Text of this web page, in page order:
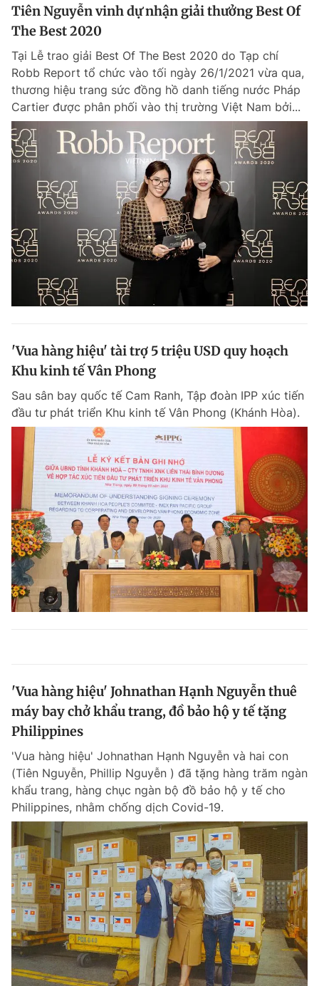
Tiên Nguyễn vinh dự nhận giải thưởng Best Of
The Best 2020
Tại Lễ trao giải Best Of The Best 2020 do Tạp chí
Robb Report tổ chức vào tối ngày 26/1/2021 vừa qua,
thương hiệu trang sức đồng hồ danh tiếng nước Pháp
Cartier được phân phối vào thị trường Việt Nam bởi...
'Vua hàng hiệu' tài trợ 5 triệu USD quy hoạch
Khu kinh tế Vân Phong
Sau sân bay quốc tế Cam Ranh, Tập đoàn IPP xúc tiến
đầu tư phát triển Khu kinh tế Vân Phong (Khánh Hòa).
'Vua hàng hiệu' Johnathan Hạnh Nguyễn thuê
máy bay chở khẩu trang, đồ bảo hộ y tế tặng
Philippines
'Vua hàng hiệu' Johnathan Hạnh Nguyễn và hai con
(Tiên Nguyễn, Phillip Nguyễn ) đã tặng hàng trăm ngàn
khẩu trang, hàng chục ngàn bộ đồ bảo hộ y tế cho
Philippines, nhằm chống dịch Covid-19.